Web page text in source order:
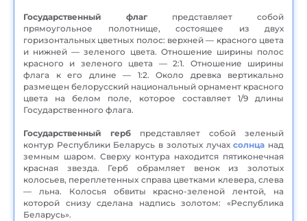
Государственный флаг представляет собой
прямоугольное полотнище, состоящее из двух
горизонтальных цветных полос: верхней — красного цвета
и нижней — зеленого цвета. Отношение ширины полос
красного и зеленого цвета — 2:1. Отношение ширины
флага к его длине — 1:2. Около древка вертикально
размещен белорусский национальный орнамент красного
цвета на белом поле, которое составляет 1/9 длины
Государственного флага.
Государственный герб представляет собой зеленый
контур Республики Беларусь в золотых лучахсолнца над
земным шаром. Сверху контура находится пятиконечная
красная звезда. Герб обрамляет венок из золотых
колосьев, переплетенных справа цветками клевера, слева
— льна. Колосья обвиты красно-зеленой лентой, на
которой снизу сделана надпись золотом: «Республика
Беларусь».